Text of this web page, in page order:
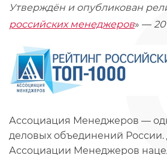
Утверждён и опубликован
российских менеджеров» —
Ассоциация Менеджеров —
деловых объединений России.
Ассоциации Менеджеров